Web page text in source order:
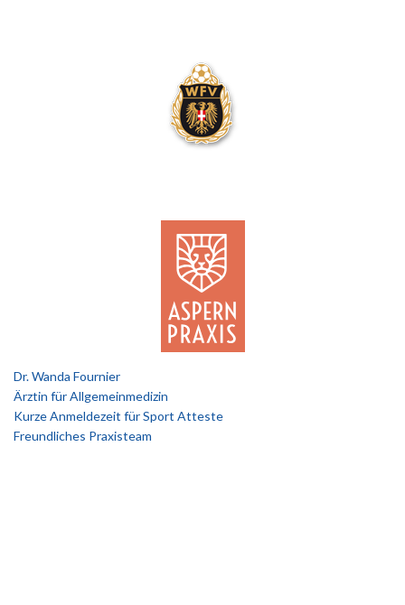
Dr. Wanda Fournier
Ärztin für Allgemeinmedizin
Kurze Anmeldezeit für Sport Atteste
Freundliches Praxisteam